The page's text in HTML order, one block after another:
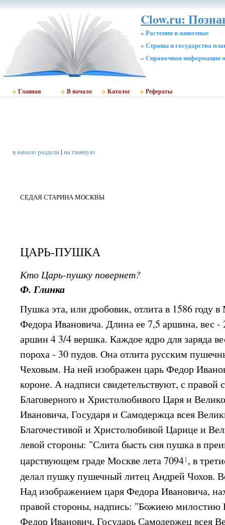
Clow.ru:
» Растения и животные
» Страны и государства
» Cправочная информация
Главная В начало Каталог Рефераты
в начало раздела| на главную
СЕДАЯ СТАРИНА МОСКВЫ
ЦАРЬ-ПУШКА
Кто Царь-пушку повернет?
Ф. Глинка
Пушка эта, или дробовик, отлита в 1586 году
Федора Ивановича. Длина ее 7,5 аршина, вес -
аршин 4 3/4 вершка. Каждое ядро для заряда
пороха - 30 пудов. Она отлита русским
Чеховым. На ней изображен царь Федор
короне. А надписи свидетельствуют, с
Благоверного и Христолюбивого Царя и
Ивановича, Государя и Самодержца всея
Благочестивой и Христолюбивой Царице и
левой стороны: "Слита бысть сия пушка в
царствующем граде Москве лета 70941, в
делал пушку пушечный литец Андрей Чохов.
Над изображением царя Федора Ивановича,
правой стороны, надпись: "Божиею милостию
Федор Иванович, Государь Самодержец всея